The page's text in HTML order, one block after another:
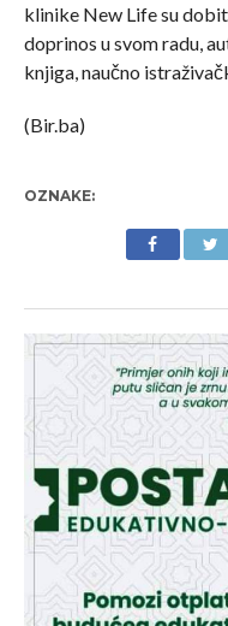
klinike New Life su
doprinos u svom radu,
knjiga, naučno
(Bir.ba)
OZNAKE: